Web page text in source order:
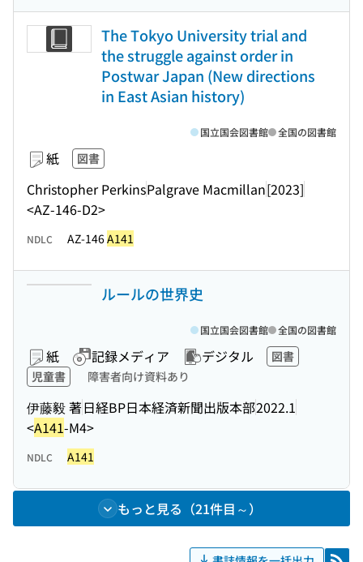
The Tokyo University trial and
the struggle against order in
Postwar Japan (New directions
in East Asian history)
紙 図書
Christopher PerkinsPalgrave Macmillan[2023]
<AZ-146-D2>
国立国会図書館 全国の図書館
NDLC AZ-146A141
ルールの世界史
紙 記録メディア デジタル
図書
児童書
障害者向け資料あり
伊藤毅 著日経BP日本経済新聞出版本部2022.1
<A141-M4>
国立国会図書館 全国の図書館
NDLC A141
もっと見る（21件目～）